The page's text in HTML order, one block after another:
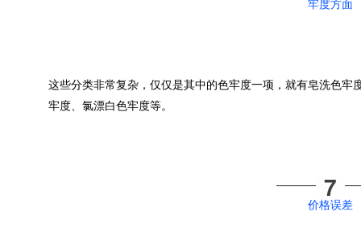
牢度方面
这些分类非常复杂，仅仅是其中的色牢度一项，就有皂洗色
牢度、氯漂白色牢度等。
7
价格误差